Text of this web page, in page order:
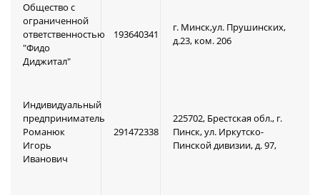
Общество с
ограниченной
ответственностью
"Фидо
Диджитал"
193640341
г. Минск,ул. Прушинских,
д.23, ком. 206
Индивидуальный
предприниматель
Романюк
Игорь
Иванович
291472338
225702, Брестская обл., г.
Пинск, ул. Иркутско-
Пинской дивизии, д. 97,